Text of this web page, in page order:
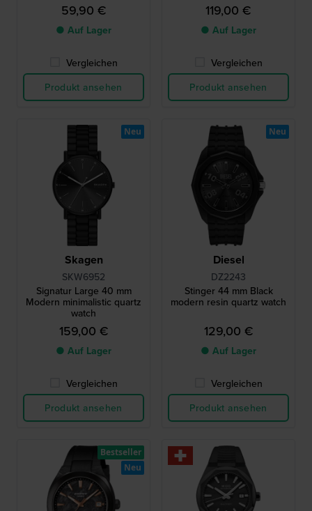
59,90 €
● Auf Lager
Vergleichen
Produkt ansehen
119,00 €
● Auf Lager
Vergleichen
Produkt ansehen
Skagen
SKW6952
Signatur Large 40 mm
Modern minimalistic quartz
watch
159,00 €
● Auf Lager
Vergleichen
Produkt ansehen
Neu
Diesel
DZ2243
Stinger 44 mm Black
modern resin quartz watch
129,00 €
● Auf Lager
Vergleichen
Produkt ansehen
Neu
Bestseller
Neu